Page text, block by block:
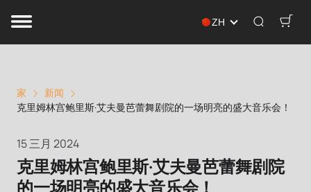
ZH
家
新闻
克里姆林宫鲍里斯·艾夫曼芭蕾舞剧院的一场明亮的盛大音乐会！
15 三月 2024
克里姆林宫鲍里斯·艾夫曼芭蕾舞剧院
的一场明亮的盛大音乐会！